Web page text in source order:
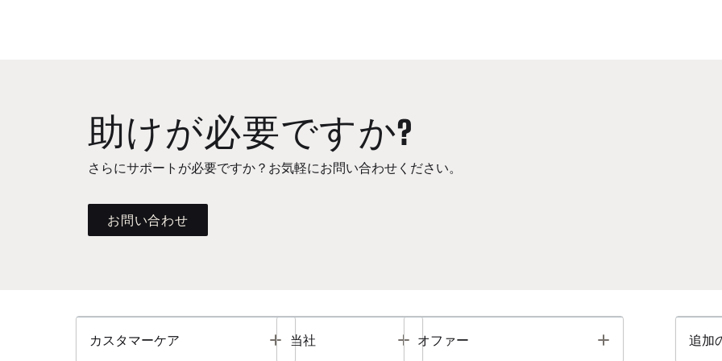
助けが必要ですか?
さらにサポートが必要ですか？お気軽にお問い合わせください。
お問い合わせ
カスタマーケア Toggle
当社 Toggle
オファー Toggle 追加